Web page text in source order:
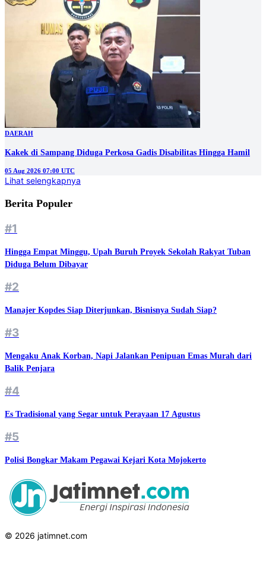
DAERAH
Kakek di Sampang Diduga Perkosa Gadis Disabilitas Hingga Hamil
05 Aug 2026 07:00 UTC
Lihat selengkapnya
Berita Populer
#1
Hingga Empat Minggu, Upah Buruh Proyek Sekolah Rakyat Tuban
Diduga Belum Dibayar
#2
Manajer Kopdes Siap Diterjunkan, Bisnisnya Sudah Siap?
#3
Mengaku Anak Korban, Napi Jalankan Penipuan Emas Murah dari
Balik Penjara
#4
Es Tradisional yang Segar untuk Perayaan 17 Agustus
#5
Polisi Bongkar Makam Pegawai Kejari Kota Mojokerto
© 2026 jatimnet.com